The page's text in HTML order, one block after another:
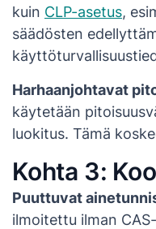
kuin CLP-asetus,
säädösten
Harhaanjohtavat
käytetään
luokitus. Tämä
Kohta 3:
Puuttuvat
ilmoitettu ilman